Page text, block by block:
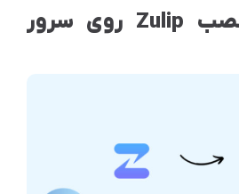
مراحل کامل نصب Zulip روی سرور